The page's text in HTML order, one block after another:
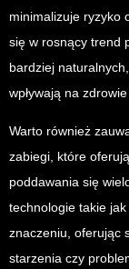
minimalizuje ryzyko
się w rosnący trend
bardziej
wpływają na
Warto również
zabiegi, które
poddawania się
technologie takie
znaczeniu, oferując
starzenia czy